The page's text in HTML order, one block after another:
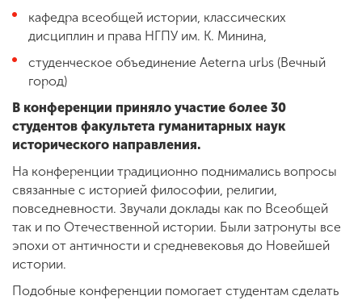
кафедра всеобщей истории, классических
дисциплин и права НГПУ им. К. Минина,
студенческое объединение Aeterna urbs (Вечный
город)
В конференции приняло участие более 30
студентов факультета гуманитарных наук
исторического направления.
На конференции традиционно поднимались вопросы
связанные с историей философии, религии,
повседневности. Звучали доклады как по Всеобщей
так и по Отечественной истории. Были затронуты все
эпохи от античности и средневековья до Новейшей
истории.
Подобные конференции помогает студентам сделать